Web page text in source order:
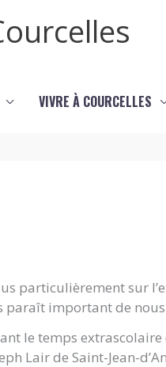
VIVRE À COURCELLES
sur
paraît important de
le temps
Lair de Saint-Jean-